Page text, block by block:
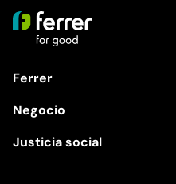
Ferrer
Negocio
Justicia social